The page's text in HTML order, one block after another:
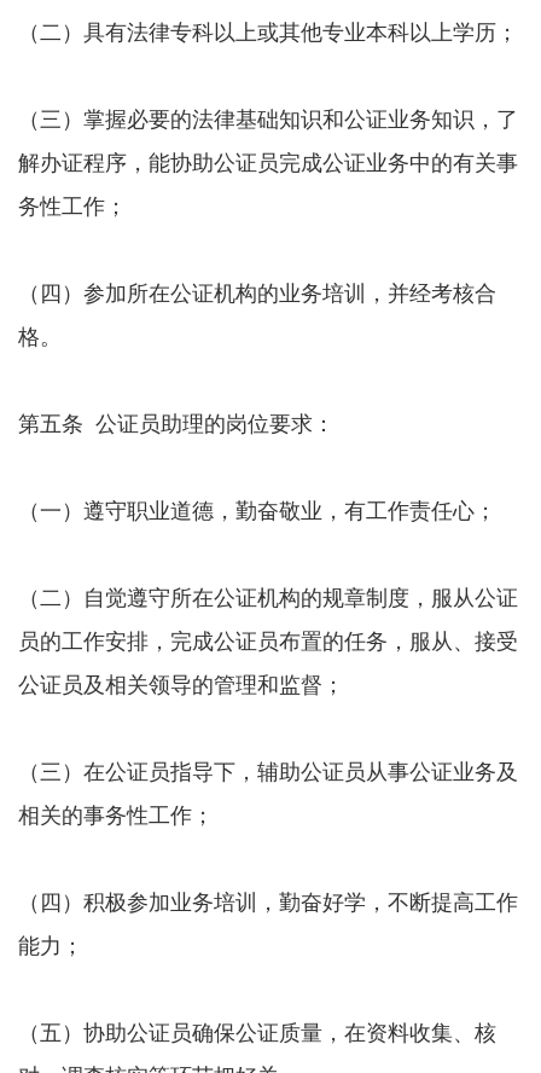
（二）具有法律专科以上或其他专业本科以上学历；
（三）掌握必要的法律基础知识和公证业务知识，了
解办证程序，能协助公证员完成公证业务中的有关事
务性工作；
（四）参加所在公证机构的业务培训，并经考核合
格。
第五条 公证员助理的岗位要求：
（一）遵守职业道德，勤奋敬业，有工作责任心；
（二）自觉遵守所在公证机构的规章制度，服从公证
员的工作安排，完成公证员布置的任务，服从、接受
公证员及相关领导的管理和监督；
（三）在公证员指导下，辅助公证员从事公证业务及
相关的事务性工作；
（四）积极参加业务培训，勤奋好学，不断提高工作
能力；
（五）协助公证员确保公证质量，在资料收集、核